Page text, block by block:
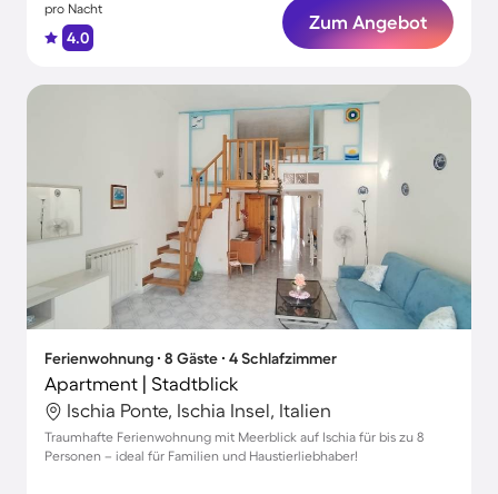
pro Nacht
4.0
Zum Angebot
Ferienwohnung ∙ 8 Gäste ∙ 4 Schlafzimmer
Apartment | Stadtblick
Ischia Ponte, Ischia Insel, Italien
Traumhafte Ferienwohnung mit Meerblick auf Ischia für bis zu 8
Personen – ideal für Familien und Haustierliebhaber!